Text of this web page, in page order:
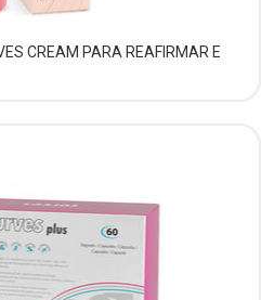
CREAM PARA REAFIRMAR E